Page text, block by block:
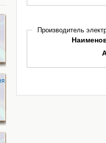
Производитель